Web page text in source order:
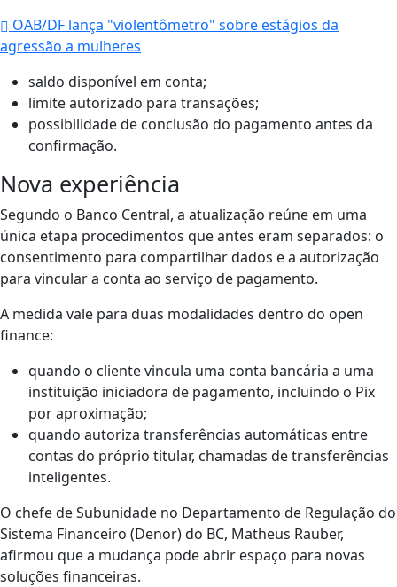
OAB/DF lança "violentômetro" sobre estágios da
agressão a mulheres
saldo disponível em conta;
limite autorizado para transações;
possibilidade de conclusão do pagamento antes da
confirmação.
Nova experiência
Segundo o Banco Central, a atualização reúne em uma
única etapa procedimentos que antes eram separados: o
consentimento para compartilhar dados e a autorização
para vincular a conta ao serviço de pagamento.
A medida vale para duas modalidades dentro do open
finance:
quando o cliente vincula uma conta bancária a uma
instituição iniciadora de pagamento, incluindo o Pix
por aproximação;
quando autoriza transferências automáticas entre
contas do próprio titular, chamadas de transferências
inteligentes.
O chefe de Subunidade no Departamento de Regulação do
Sistema Financeiro (Denor) do BC, Matheus Rauber,
afirmou que a mudança pode abrir espaço para novas
soluções financeiras.